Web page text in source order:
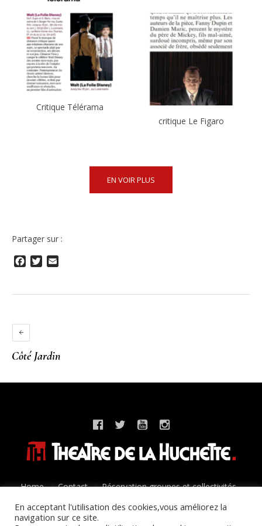
Critique Télérama
critique Le Figaro
EN VOIR PLUS
Partager sur :
Facebook
Twitter
Côté Jardin
Home Contact
Réservation groupes et collectivités
En acceptant l'utilisation des cookies,vous améliorez la
navigation sur ce site.